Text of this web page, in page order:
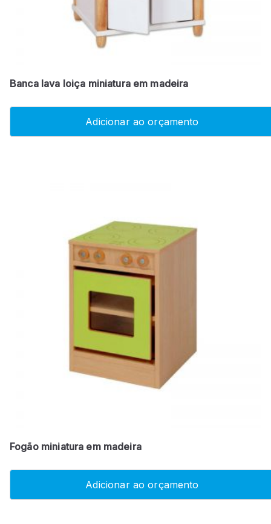
Banca lava loiça miniatura em madeira
Adicionar ao orçamento
Fogão miniatura em madeira
Adicionar ao orçamento